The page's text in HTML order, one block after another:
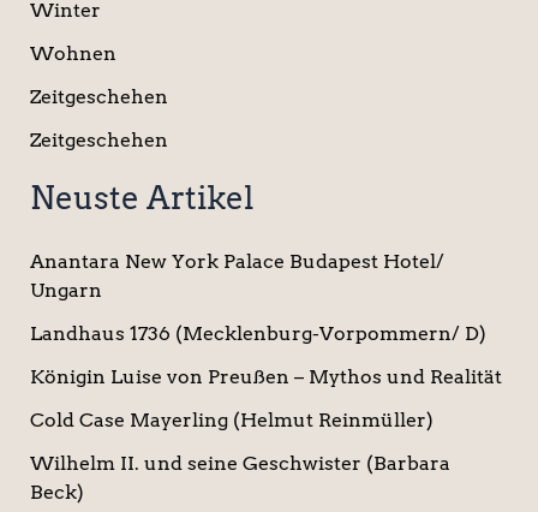
Winter
Wohnen
Zeitgeschehen
Zeitgeschehen
Neuste Artikel
Anantara New York Palace Budapest Hotel/
Ungarn
Landhaus 1736 (Mecklenburg-Vorpommern/ D)
Königin Luise von Preußen – Mythos und Realität
Cold Case Mayerling (Helmut Reinmüller)
Wilhelm II. und seine Geschwister (Barbara
Beck)